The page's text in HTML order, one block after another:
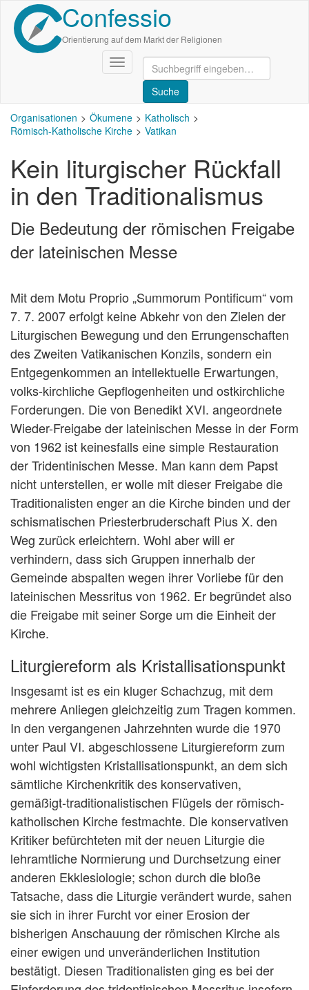
Direkt
zum
Inhalt
Confessio
Orientierung auf dem Markt der Religionen
Navigation
aktivieren/deaktivieren
Organisationen Ökumene
Katholisch
Römisch-Katholische Kirche
Vatikan
Kein liturgischer Rückfall
in den Traditionalismus
Die Bedeutung der römischen Freigabe
der lateinischen Messe
Mit dem Motu Proprio „Summorum Pontificum“ vom
7. 7. 2007 erfolgt keine Abkehr von den Zielen der
Liturgischen Bewegung und den Errungenschaften
des Zweiten Vatikanischen Konzils, sondern ein
Entgegenkommen an intellektuelle Erwartungen,
volks-kirchliche Gepflogenheiten und ostkirchliche
Forderungen. Die von Benedikt XVI. angeordnete
Wieder-Freigabe der lateinischen Messe in der Form
von 1962 ist keinesfalls eine simple Restauration
der Tridentinischen Messe. Man kann dem Papst
nicht unterstellen, er wolle mit dieser Freigabe die
Traditionalisten enger an die Kirche binden und der
schismatischen Priesterbruderschaft Pius X. den
Weg zurück erleichtern. Wohl aber will er
verhindern, dass sich Gruppen innerhalb der
Gemeinde abspalten wegen ihrer Vorliebe für den
lateinischen Messritus von 1962. Er begründet also
die Freigabe mit seiner Sorge um die Einheit der
Kirche.
Liturgiereform als Kristallisationspunkt
Insgesamt ist es ein kluger Schachzug, mit dem
mehrere Anliegen gleichzeitig zum Tragen kommen.
In den vergangenen Jahrzehnten wurde die 1970
unter Paul VI. abgeschlossene Liturgiereform zum
wohl wichtigsten Kristallisationspunkt, an dem sich
sämtliche Kirchenkritik des konservativen,
gemäßigt-traditionalistischen Flügels der römisch-
katholischen Kirche festmachte. Die konservativen
Kritiker befürchteten mit der neuen Liturgie die
lehramtliche Normierung und Durchsetzung einer
anderen Ekklesiologie; schon durch die bloße
Tatsache, dass die Liturgie verändert wurde, sahen
sie sich in ihrer Furcht vor einer Erosion der
bisherigen Anschauung der römischen Kirche als
einer ewigen und unveränderlichen Institution
bestätigt. Diesen Traditionalisten ging es bei der